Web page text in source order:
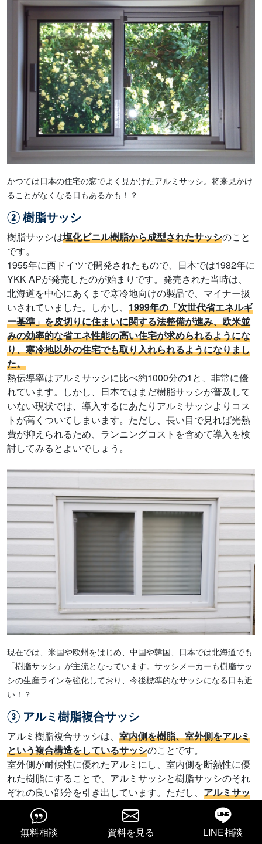
かつては日本の住宅の窓でよく見かけたアルミサッシ。将来見かけ
ることがなくなる日もあるかも！？
② 樹脂サッシ
樹脂サッシは塩化ビニル樹脂から成型されたサッシのこと
です。
1955年に西ドイツで開発されたもので、日本では1982年に
YKK APが発売したのが始まりです。発売された当時は、
北海道を中心にあくまで寒冷地向けの製品で、マイナー扱
いされていました。しかし、 1999年の「次世代省エネルギ
ー基準」を皮切りに住まいに関する法整備が進み、欧米並
みの効率的な省エネ性能の高い住宅が求められるようにな
り、寒冷地以外の住宅でも取り入れられるようになりまし
た。
熱伝導率はアルミサッシに比べ約1000分の1と、非常に優
れています。しかし、日本ではまだ樹脂サッシが普及して
いない現状では、導入するにあたりアルミサッシよりコス
トが高くついてしまいます。ただし、長い目で見れば光熱
費が抑えられるため、ランニングコストを含めて導入を検
討してみるとよいでしょう。
現在では、米国や欧州をはじめ、中国や韓国、日本では北海道でも
「樹脂サッシ」が主流となっています。サッシメーカーも樹脂サッ
シの生産ラインを強化しており、今後標準的なサッシになる日も近
い！？
③ アルミ樹脂複合サッシ
アルミ樹脂複合サッシは、 室内側を樹脂、室外側をアルミ
という複合構造をしているサッシのことです。
室外側が耐候性に優れたアルミにし、室内側を断熱性に優
れた樹脂にすることで、アルミサッシと樹脂サッシのそれ
ぞれの良い部分を引き出しています。ただし、 アルミサッ
シより価格が高く、樹脂サッシほど断熱性能に優れている
わけではない
ので、あくまでバランスに優れたサッシと考
えましょう。
無料相談 資料を見る LINE相談